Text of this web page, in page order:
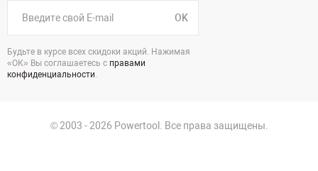
OK
Будьте в курсе всех скидоки акций. Нажимая
«ОК» Вы соглашаетесь с правами
конфиденциальности.
© 2003 - 2026 Powertool. Все права защищены.